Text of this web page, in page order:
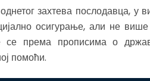
захтева послодавца, у
осигурање, али не
се према прописима о
помоћи.